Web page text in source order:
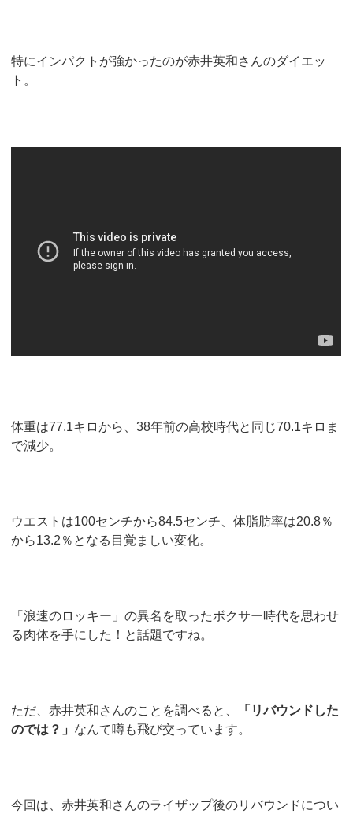
特にインパクトが強かったのが赤井英和さんのダイエッ
ト。
体重は77.1キロから、38年前の高校時代と同じ70.1キロま
で減少。
ウエストは100センチから84.5センチ、体脂肪率は20.8％
から13.2％となる目覚ましい変化。
「浪速のロッキー」の異名を取ったボクサー時代を思わせ
る肉体を手にした！と話題ですね。
ただ、赤井英和さんのことを調べると、
「リバウンドした
のでは？」 なんて噂も飛び交っています。
今回は、赤井英和さんのライザップ後のリバウンドについ